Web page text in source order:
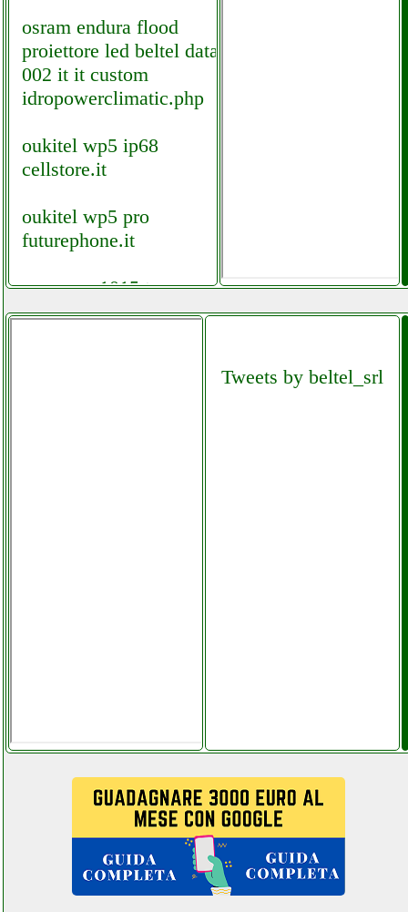
osram endura flood
proiettore led beltel data
002 it it custom
idropowerclimatic.php
oukitel wp5 ip68
cellstore.it
oukitel wp5 pro
futurephone.it
owon xsa1015 tg
analizzatore di spettro
Tweets by beltel_srl